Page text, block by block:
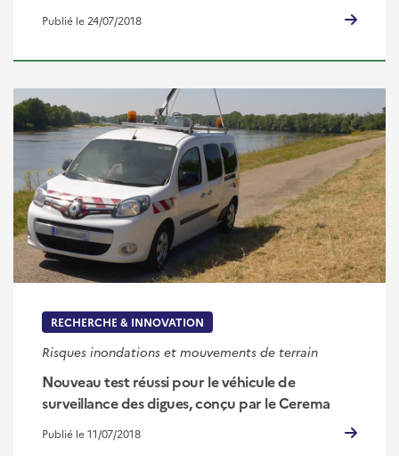
Publié le 24/07/2018
RECHERCHE & INNOVATION
Risques inondations et mouvements de terrain
Nouveau test réussi pour le véhicule de
surveillance des digues, conçu par le Cerema
Publié le 11/07/2018